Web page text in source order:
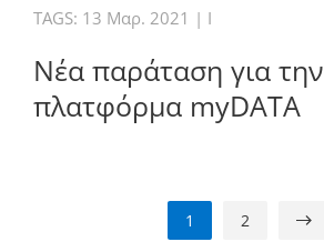
TAGS: 13 Μαρ. 2021 | I
Νέα παράταση για την
πλατφόρμα myDATA
1 2